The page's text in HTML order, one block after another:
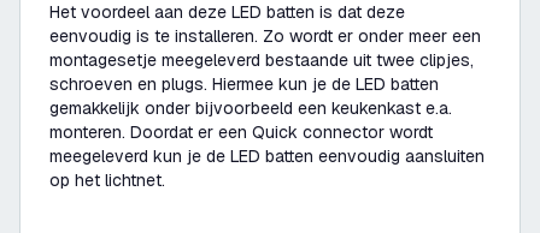
Het voordeel aan deze LED batten is dat deze
eenvoudig is te installeren. Zo wordt er onder meer een
montagesetje meegeleverd bestaande uit twee clipjes,
schroeven en plugs. Hiermee kun je de LED batten
gemakkelijk onder bijvoorbeeld een keukenkast e.a.
monteren. Doordat er een Quick connector wordt
meegeleverd kun je de LED batten eenvoudig aansluiten
op het lichtnet.